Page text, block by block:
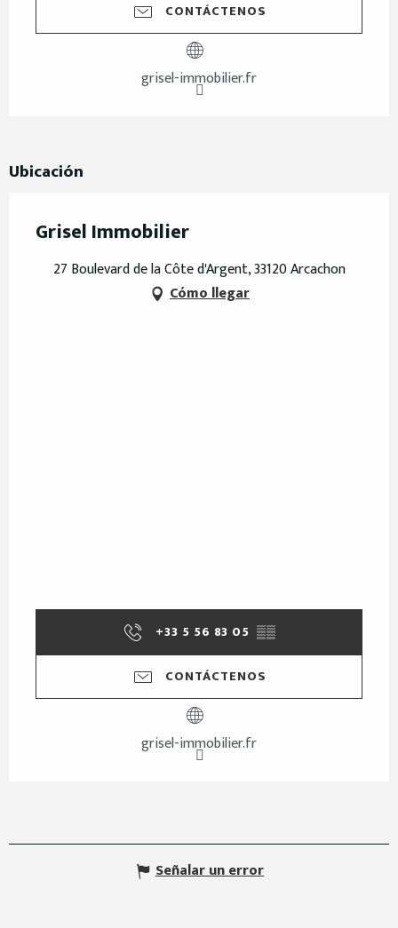
CONTÁCTENOS
grisel-immobilier.fr
Ubicación
Grisel Immobilier
27 Boulevard de la Côte d'Argent, 33120 Arcachon
Cómo llegar
+33 5 56 83 05 ▒▒
CONTÁCTENOS
grisel-immobilier.fr
Señalar un error